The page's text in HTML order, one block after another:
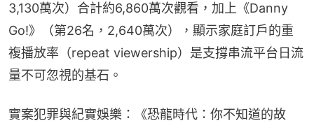
3,130萬次）合計約6,860萬次觀看，加上《Danny
Go!》（第26名，2,640萬次），顯示家庭訂戶的重
複播放率（repeat viewership）是支撐串流平台日流
量不可忽視的基石。
實案犯罪與紀實娛樂：《恐龍時代：你不知道的故